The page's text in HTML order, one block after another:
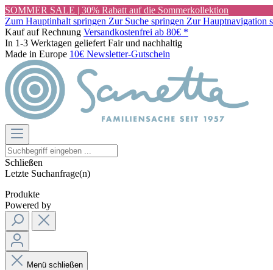
SOMMER SALE | 30% Rabatt auf die Sommerkollektion
Zum Hauptinhalt springen Zur Suche springen Zur Hauptnavigation
Kauf auf Rechnung Versandkostenfrei ab 80€ *
In 1-3 Werktagen geliefert Fair und nachhaltig
Made in Europe 10€ Newsletter-Gutschein
Schließen
Letzte Suchanfrage(n)
Produkte
Powered by
Menü schließen